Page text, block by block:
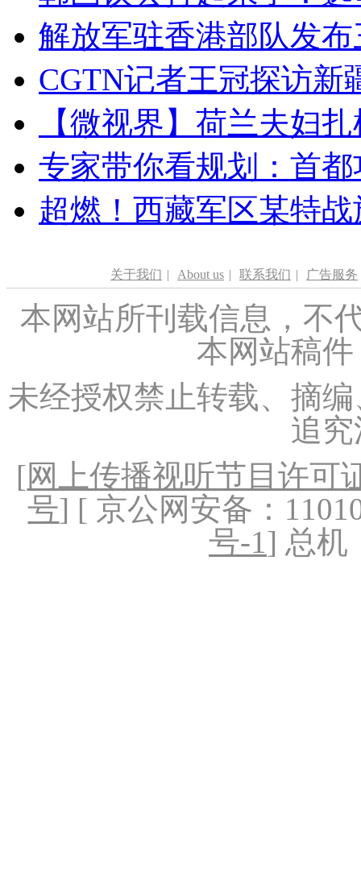
解放军驻香港部队发
CGTN记者王冠探访新
【微视界】荷兰夫妇
专家带你看规划：首
超燃！西藏军区某特
关于我们 | About us | 联系我们 | 广告服务
本网站所刊载信息，不
本网站稿
未经授权禁止转载、摘
追
[网上传播视听节目许可
号] [ 京公网安备：
号-1] 总机